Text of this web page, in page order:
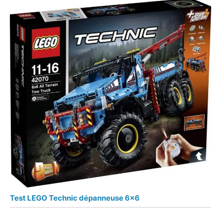
Test LEGO Technic dépanneuse 6×6